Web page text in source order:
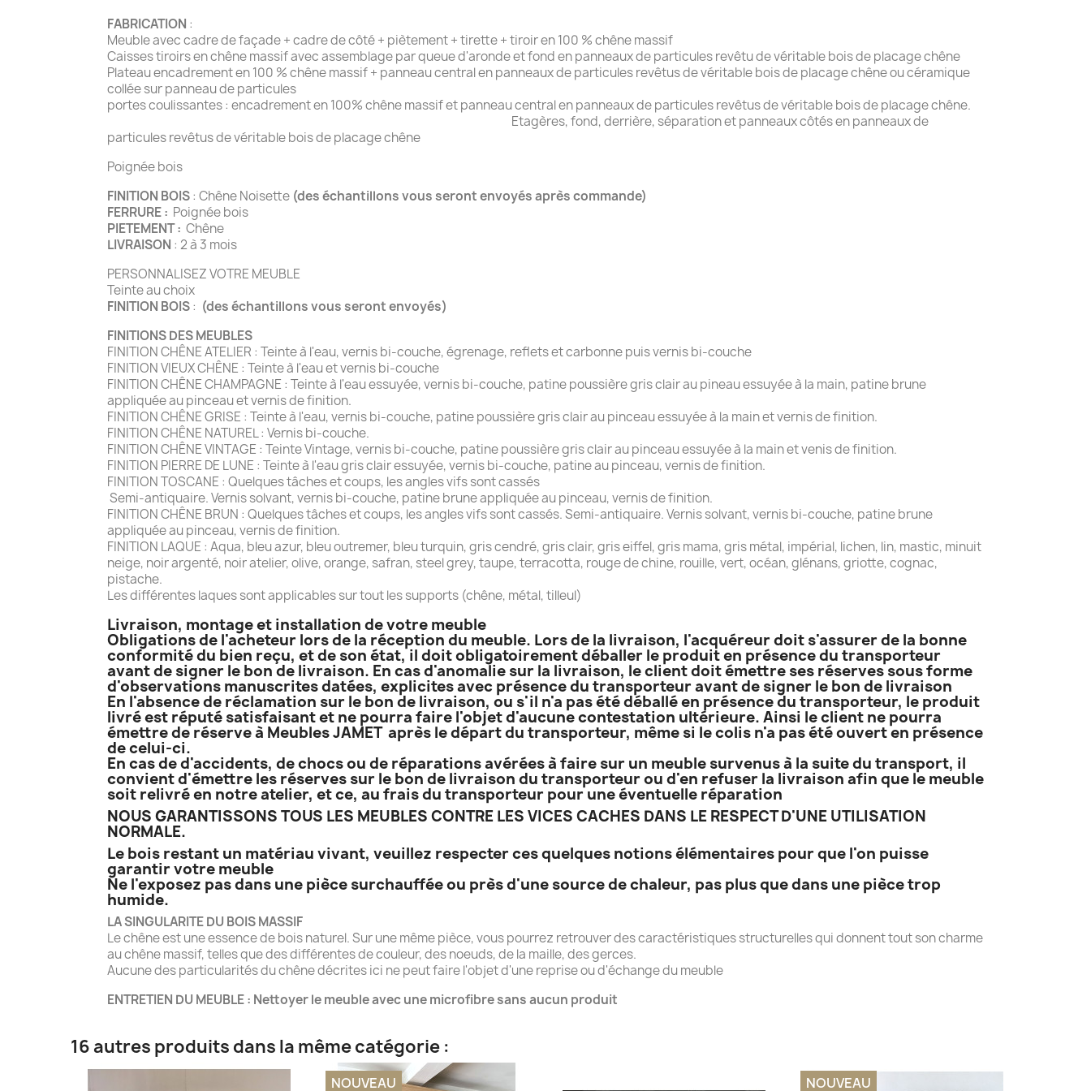
FABRICATION :
Meuble avec cadre de façade + cadre de côté + piètement + tirette + tiroir en 100 % chêne massif
Caisses tiroirs en chêne massif avec assemblage par queue d'aronde et fond en panneaux de particules revêtu de véritable bois de placage chêne
Plateau encadrement en 100 % chêne massif + panneau central en panneaux de particules revêtus de véritable bois de placage chêne ou céramique
collée sur panneau de particules
portes coulissantes : encadrement en 100% chêne massif et panneau central en panneaux de particules revêtus de véritable bois de placage chêne.
Etagères, fond, derrière, séparation et panneaux côtés en panneaux de
particules revêtus de véritable bois de placage chêne
Poignée bois
FINITION BOIS: Chêne Noisette (des échantillons vous seront envoyés après commande)
FERRURE : Poignée bois
PIETEMENT : Chêne
LIVRAISON : 2 à 3 mois
PERSONNALISEZ VOTRE MEUBLE
Teinte au choix
FINITION BOIS: (des échantillons vous seront envoyés)
FINITIONS DES MEUBLES
FINITION CHÊNE ATELIER : Teinte à l'eau, vernis bi-couche, égrenage, reflets et carbonne puis vernis bi-couche
FINITION VIEUX CHÊNE : Teinte à l'eau et vernis bi-couche
FINITION CHÊNE CHAMPAGNE : Teinte à l'eau essuyée, vernis bi-couche, patine poussière gris clair au pineau essuyée à la main, patine brune
appliquée au pinceau et vernis de finition.
FINITION CHÊNE GRISE : Teinte à l'eau, vernis bi-couche, patine poussière gris clair au pinceau essuyée à la main et vernis de finition.
FINITION CHÊNE NATUREL : Vernis bi-couche.
FINITION CHÊNE VINTAGE : Teinte Vintage, vernis bi-couche, patine poussière gris clair au pinceau essuyée à la main et venis de finition.
FINITION PIERRE DE LUNE : Teinte à l'eau gris clair essuyée, vernis bi-couche, patine au pinceau, vernis de finition.
FINITION TOSCANE : Quelques tâches et coups, les angles vifs sont cassés
Semi-antiquaire. Vernis solvant, vernis bi-couche, patine brune appliquée au pinceau, vernis de finition.
FINITION CHÊNE BRUN : Quelques tâches et coups, les angles vifs sont cassés. Semi-antiquaire. Vernis solvant, vernis bi-couche, patine brune
appliquée au pinceau, vernis de finition.
FINITION LAQUE : Aqua, bleu azur, bleu outremer, bleu turquin, gris cendré, gris clair, gris eiffel, gris mama, gris métal, impérial, lichen, lin, mastic, minuit
neige, noir argenté, noir atelier, olive, orange, safran, steel grey, taupe, terracotta, rouge de chine, rouille, vert, océan, glénans, griotte, cognac,
pistache.
Les différentes laques sont applicables sur tout les supports (chêne, métal, tilleul)
Livraison, montage et installation de votre meuble
Obligations de l'acheteur lors de la réception du meuble. Lors de la livraison, l'acquéreur doit s'assurer de la bonne
conformité du bien reçu, et de son état, il doit obligatoirement déballer le produit en présence du transporteur
avant de signer le bon de livraison. En cas d'anomalie sur la livraison, le client doit émettre ses réserves sous forme
d'observations manuscrites datées, explicites avec présence du transporteur avant de signer le bon de livraison
En l'absence de réclamation sur le bon de livraison, ou s'il n'a pas été déballé en présence du transporteur, le produit
livré est réputé satisfaisant et ne pourra faire l'objet d'aucune contestation ultérieure. Ainsi le client ne pourra
émettre de réserve à Meubles JAMET après le départ du transporteur, même si le colis n'a pas été ouvert en présence
de celui-ci.
En cas de d'accidents, de chocs ou de réparations avérées à faire sur un meuble survenus à la suite du transport, il
convient d'émettre les réserves sur le bon de livraison du transporteur ou d'en refuser la livraison afin que le meuble
soit relivré en notre atelier, et ce, au frais du transporteur pour une éventuelle réparation
NOUS GARANTISSONS TOUS LES MEUBLES CONTRE LES VICES CACHES DANS LE RESPECT D'UNE UTILISATION
NORMALE.
Le bois restant un matériau vivant, veuillez respecter ces quelques notions élémentaires pour que l'on puisse
garantir votre meuble
Ne l'exposez pas dans une pièce surchauffée ou près d'une source de chaleur, pas plus que dans une pièce trop
humide.
LA SINGULARITE DU BOIS MASSIF
Le chêne est une essence de bois naturel. Sur une même pièce, vous pourrez retrouver des caractéristiques structurelles qui donnent tout son charme
au chêne massif, telles que des différentes de couleur, des noeuds, de la maille, des gerces.
Aucune des particularités du chêne décrites ici ne peut faire l'objet d'une reprise ou d'échange du meuble
ENTRETIEN DU MEUBLE : Nettoyer le meuble avec une microfibre sans aucun produit
16 autres produits dans la même catégorie :
NOUVEAU NOUVEAU